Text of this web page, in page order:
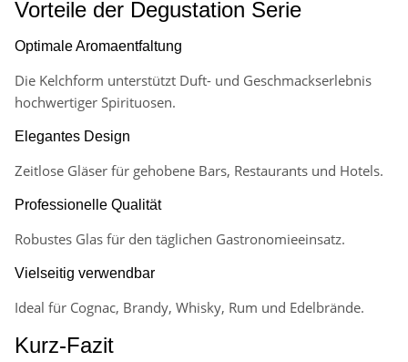
Vorteile der Degustation Serie
Optimale Aromaentfaltung
Die Kelchform unterstützt Duft- und Geschmackserlebnis
hochwertiger Spirituosen.
Elegantes Design
Zeitlose Gläser für gehobene Bars, Restaurants und Hotels.
Professionelle Qualität
Robustes Glas für den täglichen Gastronomieeinsatz.
Vielseitig verwendbar
Ideal für Cognac, Brandy, Whisky, Rum und Edelbrände.
Kurz-Fazit